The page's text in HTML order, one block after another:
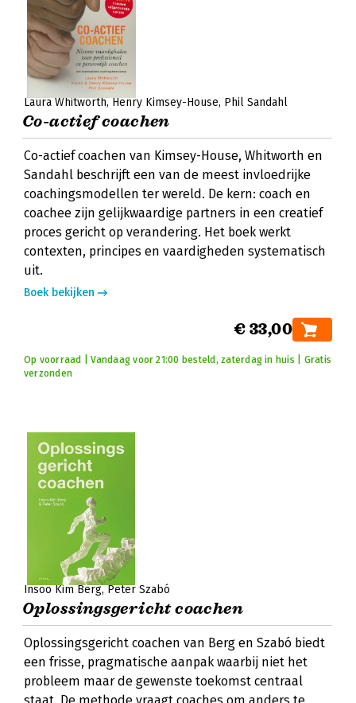
Laura Whitworth Henry Kimsey-House Phil Sandahl
Co-actief coachen
Co-actief coachen van Kimsey-House, Whitworth en
Sandahl beschrijft een van de meest invloedrijke
coachingsmodellen ter wereld. De kern: coach en
coachee zijn gelijkwaardige partners in een creatief
proces gericht op verandering. Het boek werkt
contexten, principes en vaardigheden systematisch
uit.
Boek bekijken
€ 33,00
Op voorraad | Vandaag voor 21:00 besteld, zaterdag in huis | Gratis
verzonden
Insoo Kim Berg Peter Szabó
Oplossingsgericht coachen
Oplossingsgericht coachen van Berg en Szabó biedt
een frisse, pragmatische aanpak waarbij niet het
probleem maar de gewenste toekomst centraal